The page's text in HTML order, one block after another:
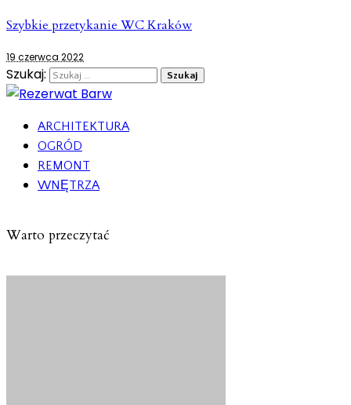
Szybkie przetykanie WC Kraków
19 czerwca 2022
Szukaj:
ARCHITEKTURA
OGRÓD
REMONT
WNĘTRZA
Warto przeczytać